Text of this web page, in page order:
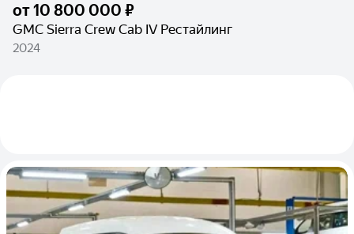
от10 800 000 ₽
GMC Sierra Crew Cab IV Рестайлинг
2024